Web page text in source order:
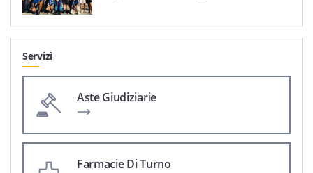
Servizi
Aste Giudiziarie
Farmacie Di Turno